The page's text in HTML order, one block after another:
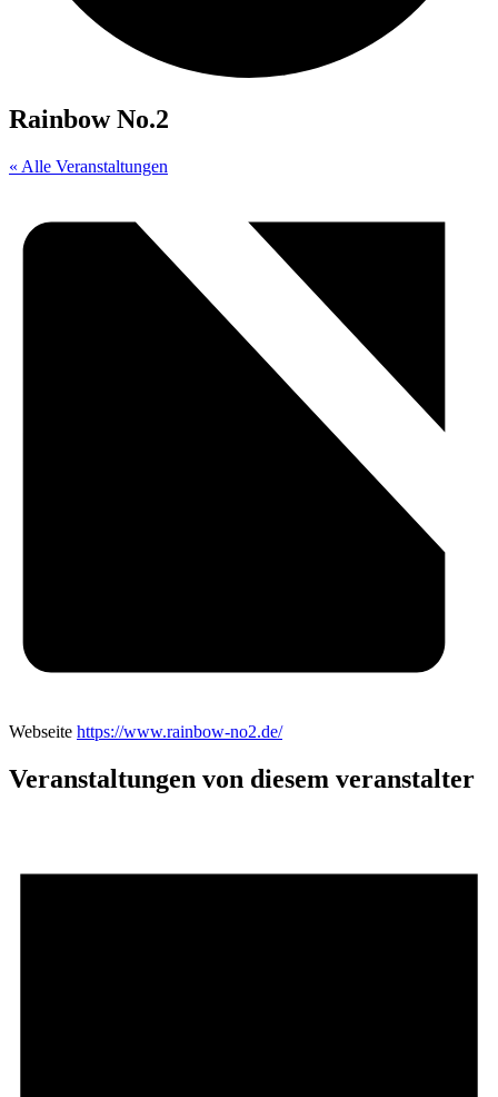
Rainbow No.2
« Alle Veranstaltungen
Webseite https://www.rainbow-no2.de/
Veranstaltungen von diesem veranstalter